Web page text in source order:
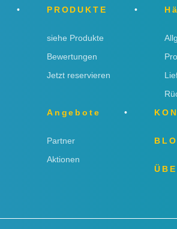
PRODUKTE
siehe Produkte
Bewertungen
Jetzt reservieren
Angebote
Partner
Aktionen